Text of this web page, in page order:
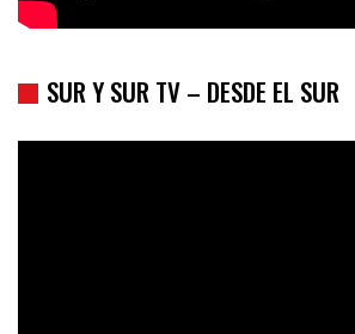
SUR Y SUR TV – DESDE EL SUR